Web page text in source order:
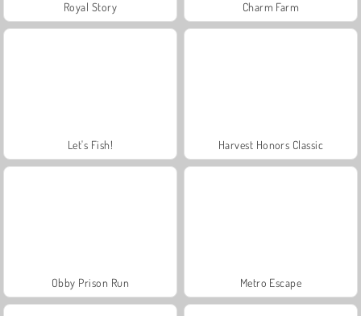
Royal Story Charm Farm
Let's Fish! Harvest Honors Classic
Obby Prison Run Metro Escape